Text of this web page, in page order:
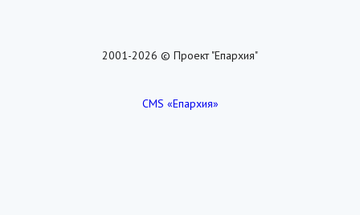
2001-2026 © Проект "Епархия"
CMS «Епархия»